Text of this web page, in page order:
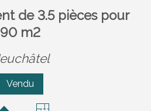
de 3.5 pièces pour
90 m2
Vendu